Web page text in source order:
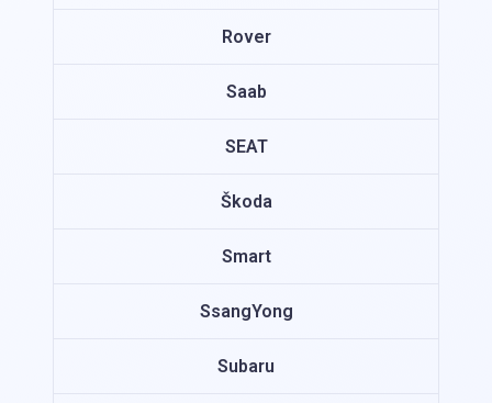
Rover
Saab
SEAT
Škoda
Smart
SsangYong
Subaru